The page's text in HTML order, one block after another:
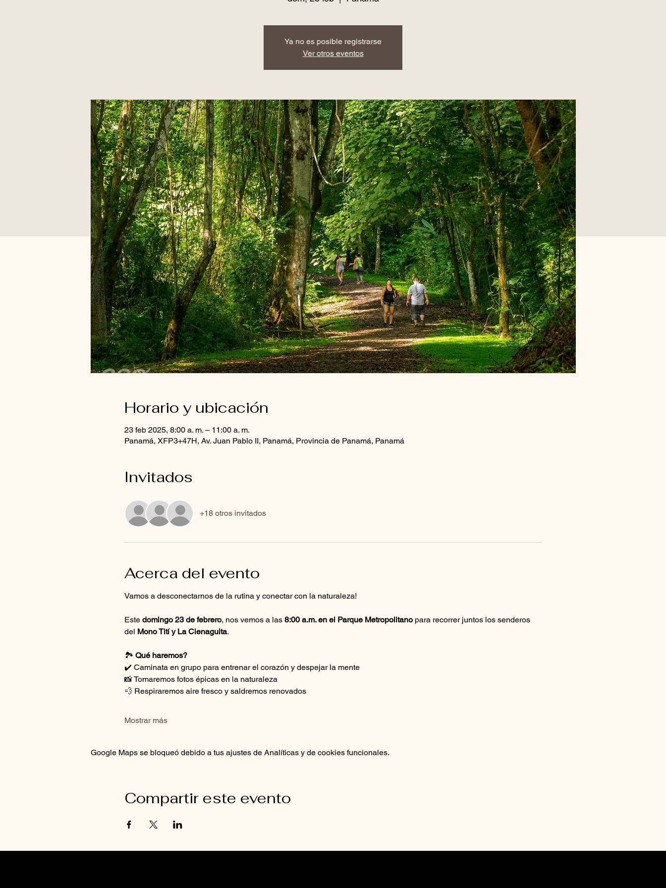
Ya no es posible registrarse
Ver otros eventos
Horario y ubicación
23 feb 2025, 8:00 a. m. – 11:00 a. m.
Panamá, XFP3+47H, Av. Juan Pablo II, Panamá, Provincia de Panamá, Panamá
Invitados
+18 otros invitados
Acerca del evento
Vamos a desconectarnos de la rutina y conectar con la naturaleza!
Este domingo 23 de febrero, nos vemos a las 8:00 a.m. en el Parque Metropolitano para recorrer juntos los senderos
del Mono Tití y La Cienaguita.
🏞️ Qué haremos?
✔️ Caminata en grupo para entrenar el corazón y despejar la mente
📸 Tomaremos fotos épicas en la naturaleza
💨 Respiraremos aire fresco y saldremos renovados
Mostrar más
Google Maps se bloqueó debido a tus ajustes de Analíticas y de cookies funcionales.
Compartir este evento